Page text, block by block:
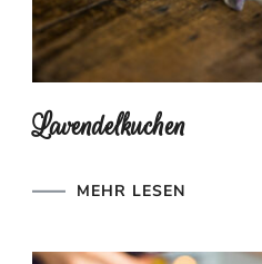
Lavendelkuchen
MEHR LESEN